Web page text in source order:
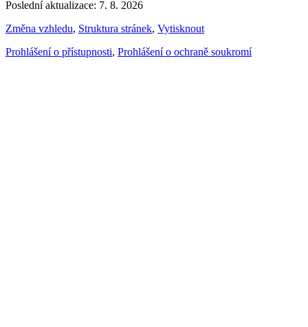
Poslední aktualizace: 7. 8. 2026
Změna vzhledu, Struktura stránek, Vytisknout
Prohlášení o přístupnosti, Prohlášení o ochraně soukromí